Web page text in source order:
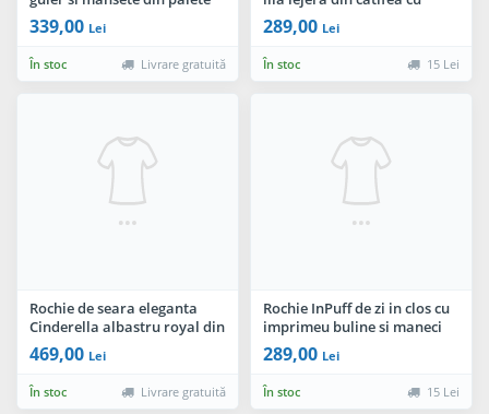
argintii
339,00 Lei
În stoc Livrare gratuită
insetii argintii
289,00 Lei
În stoc 15 Lei
Rochie de seara eleganta
Cinderella albastru royal din
tulle cu paiete
469,00 Lei
În stoc Livrare gratuită
Rochie InPuff de zi in clos cu
imprimeu buline si maneci
din voal
289,00 Lei
În stoc 15 Lei